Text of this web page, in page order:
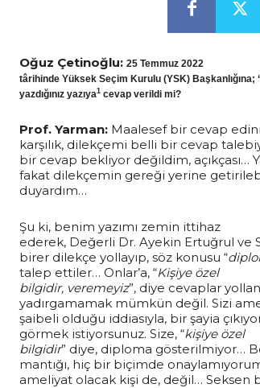
Oğuz Çetinoğlu: 25 Temmuz 2022
târihinde Yüksek Seçim Kurulu (YSK) Başkanlığına; ‘
yazdığınız yazıya1 cevap verildi mi?
Prof. Yarman: Maalesef bir cevap
karşılık, dilekçemi belli bir cevap
bir cevap bekliyor değildim, açıkçası…
fakat dilekçemin gereği yerine
duyardım…
Şu ki, benim yazımı zemin ittihaz
ederek, Değerli Dr. Ayekin Ertuğrul ve
birer dilekçe yollayıp, söz konusu “
talep ettiler… Onlar’a, “Kişiye özel
bilgidir, veremeyiz”, diye cevaplar
yadırgamamak mümkün değil. Sizi
şaibeli olduğu iddiasıyla, bir şayia
görmek istiyorsunuz. Size, “kişiye özel
bilgidir” diye, diploma gösterilmiyor…
mantığı, hiç bir biçimde
ameliyat olacak kişi de, değil… Seksen